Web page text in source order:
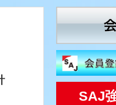
SAJ